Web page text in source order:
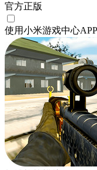
官方正版
使用小米游戏中心APP